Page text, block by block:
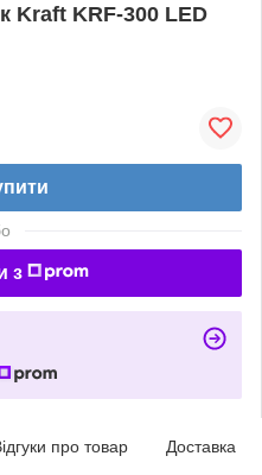
Kraft KRF-300 LED
з
про товар Доставка